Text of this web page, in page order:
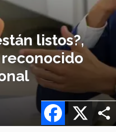
listos?,
X
Facebook